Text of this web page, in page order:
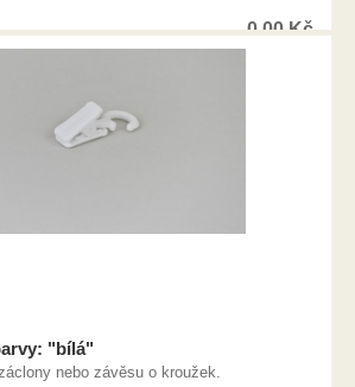
0,00Kč
"bílá"
nebo závěsu o kroužek.